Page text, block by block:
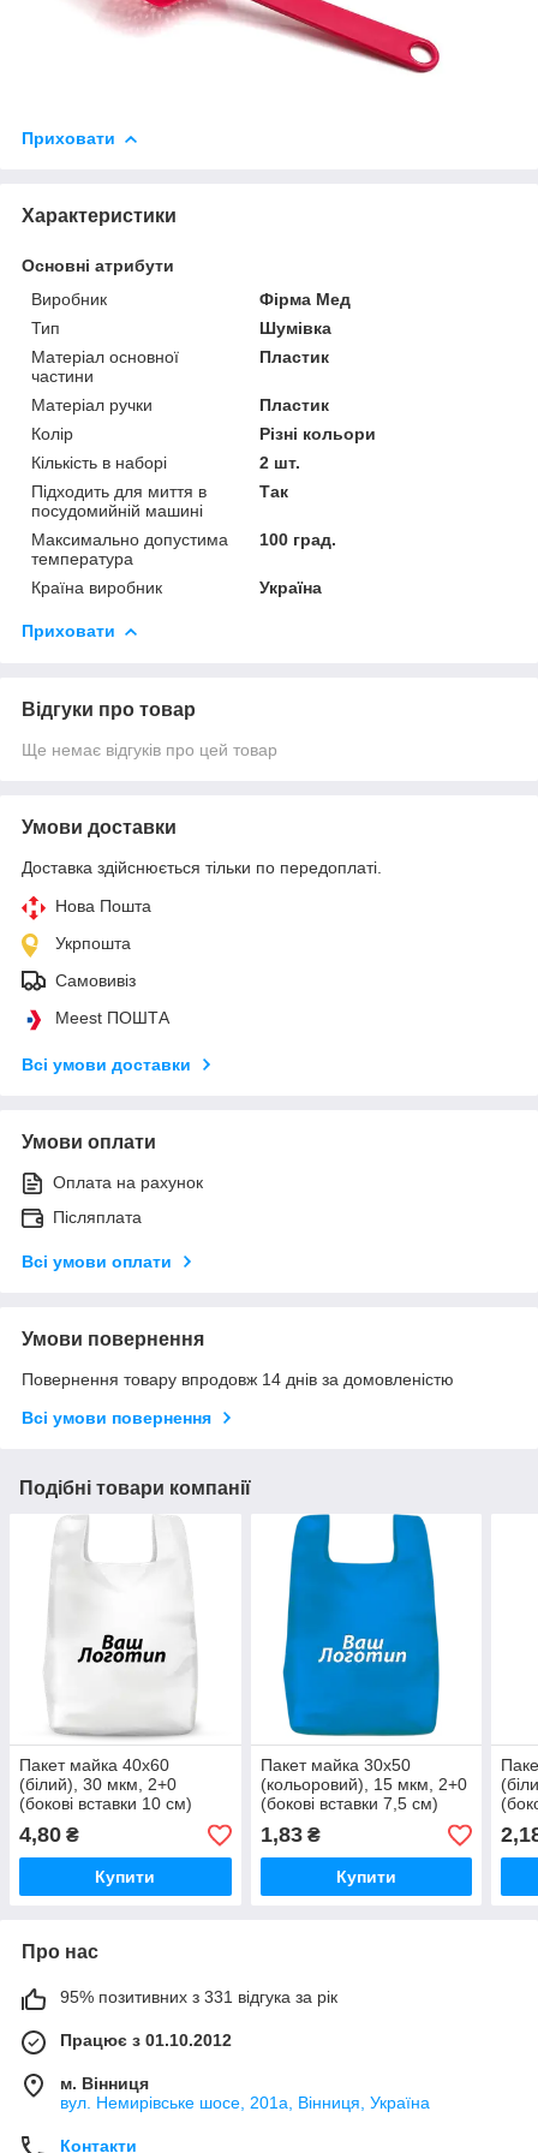
Приховати
Характеристики
Основні атрибути
Виробник
Фірма Мед
Тип
Шумівка
Матеріал основної
частини
Пластик
Матеріал ручки
Пластик
Колір
Різні кольори
Кількість в наборі
2 шт.
Підходить для миття в
посудомийній машині
Так
Максимально допустима
температура
100 град.
Країна виробник Україна
Приховати
Відгуки про товар
Ще немає відгуків про цей товар
Умови доставки
Доставка здійснюється тільки по передоплаті.
Нова Пошта
Укрпошта
Самовивіз
Meest ПОШТА
Всі умови доставки
Умови оплати
Оплата на рахунок
Післяплата
Всі умови оплати
Умови повернення
Повернення товару впродовж 14 днів за домовленістю
Всі умови повернення
Подібні товари компанії
Пакет майка 40х60
(білий), 30 мкм, 2+0
(бокові вставки 10 см)
4,80 ₴
Купити
Пакет майка 30х50
(кольоровий), 15 мкм, 2+0
(бокові вставки 7,5 см)
1,83₴
Купити
Про нас
95% позитивних з 331 відгука за рік
Працює з 01.10.2012
м. Вінниця
вул. Немирівське шосе, 201а, Вінниця, Україна
Контакти